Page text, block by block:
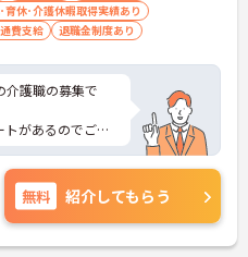
育休･介護休暇取得実績あり
費支給 退職金制度あり
介護職の募集で
があるのでご安
、プライベート
イントなど、さら
気軽にご相談くだ
無料 紹介してもらう